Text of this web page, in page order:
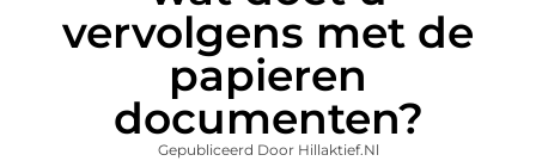
vervolgens met de
papieren
documenten?
Gepubliceerd Door Hillaktief.nl